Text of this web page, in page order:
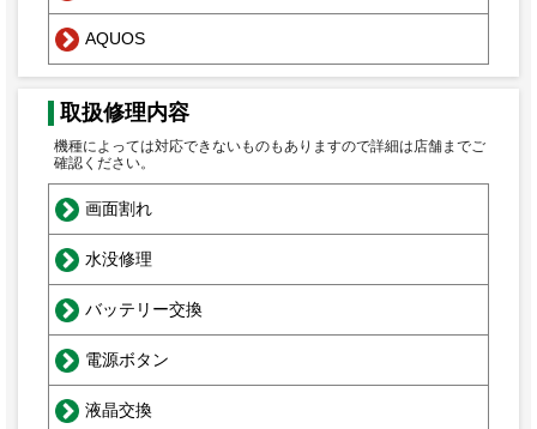
AQUOS
取扱修理内容
機種によっては対応できないものもありますので詳細は店舗までご
確認ください。
画面割れ
水没修理
バッテリー交換
電源ボタン
液晶交換